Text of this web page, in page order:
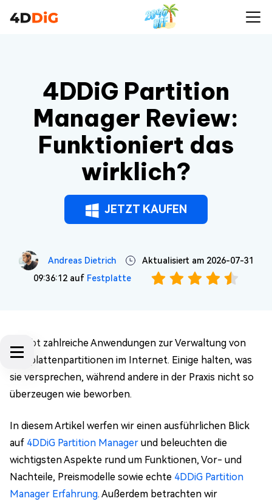
4DDiG Partition
Manager Review:
Funktioniert das
wirklich?
JETZT KAUFEN
Andreas Dietrich
Aktualisiert am 2026-07-31
09:36:12 auf Festplatte
Es gibt zahlreiche Anwendungen zur Verwaltung von
Festplattenpartitionen im Internet. Einige halten, was
sie versprechen, während andere in der Praxis nicht so
überzeugen wie beworben.
In diesem Artikel werfen wir einen ausführlichen Blick
auf 4DDiG Partition Manager und beleuchten die
wichtigsten Aspekte rund um Funktionen, Vor- und
Nachteile, Preismodelle sowie echte 4DDiG Partition
Manager Erfahrung. Außerdem betrachten wir